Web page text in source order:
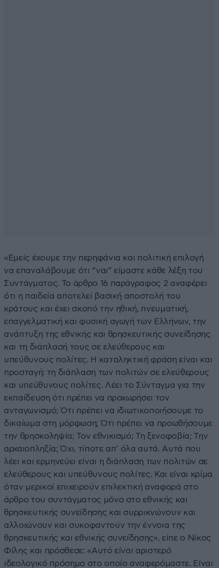
«Εμείς έχουμε την περηφάνια και πολιτική επιλογή
να επαναλάβουμε ότι “ναι” είμαστε κάθε λέξη του
Συντάγματος. Το άρθρο 16 παράγραφος 2 αναφέρει
ότι η παιδεία αποτελεί βασική αποστολή του
κράτους και έχει σκοπό την ηθική, πνευματική,
επαγγελματική και φυσική αγωγή των Ελλήνων, την
ανάπτυξη της εθνικής και θρησκευτικής συνείδησης
και τη διάπλασή τους σε ελεύθερους και
υπεύθυνους πολίτες. Η καταληκτική φράση είναι και
προσταγή: τη διάπλαση των πολιτών σε ελεύθερους
και υπεύθυνους πολίτες. Λέει το Σύνταγμα για την
εκπαίδευση ότι πρέπει να προχωρήσει τον
ανταγωνισμό; Ότι πρέπει να ιδιωτικοποιήσουμε το
δικαίωμα στη μόρφωση; Ότι πρέπει να προωθήσουμε
την θρησκοληψία; Τον εθνικισμό; Τη ξενοφοβία; Την
αρχαιοπληξία; Όχι, τίποτε απ’ όλα αυτά. Αυτά που
λέει και ερμηνεύει είναι η διάπλαση των πολιτών σε
ελεύθερους και υπεύθυνους πολίτες. Και είναι κρίμα
όταν μερικοί επιχειρούν επιλεκτική αναφορά στο
άρθρο του συντάγματος μόνο στο εθνικής και
θρησκευτικής συνείδησης και συρρικνώνουν και
αλλοιώνουν και συκοφαντούν την έννοια της
θρησκευτικής και εθνικής συνείδησης», είπε ο Νίκος
Φίλης και πρόσθεσε: «Αυτό είναι αριστερό
ιδεολογικό πρόσημο στο οποίο αναφερόμαστε. Είναι